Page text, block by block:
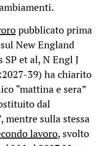
pubblicato prima
New England
et al, N Engl J
39) ha chiarito
“mattina e sera”
dal
mentre sulla stessa
lavoro, svolto